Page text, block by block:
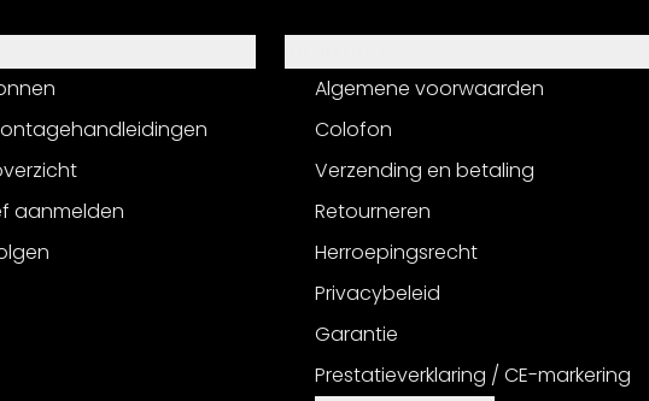
aanmelden
Algemene voorwaarden
Colofon
Verzending en betaling
Retourneren
Herroepingsrecht
Privacybeleid
Garantie
Prestatieverklaring / CE-markering